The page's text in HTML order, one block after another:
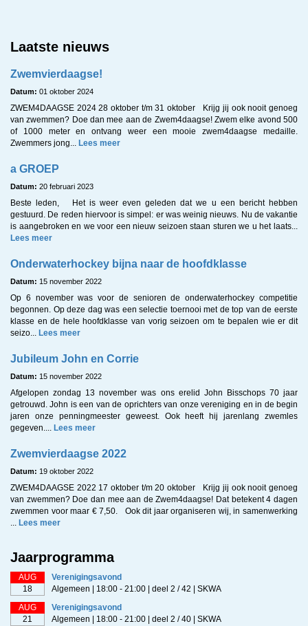
Laatste nieuws
Zwemvierdaagse!
Datum: 01 oktober 2024
ZWEM4DAAGSE 2024 28 oktober t/m 31 oktober Krijg jij ook nooit genoeg
van zwemmen? Doe dan mee aan de Zwem4daagse! Zwem elke avond 500
of 1000 meter en ontvang weer een mooie zwem4daagse medaille.
Zwemmers jong... Lees meer
a GROEP
Datum: 20 februari 2023
Beste leden, Het is weer even geleden dat we u een bericht hebben
gestuurd. De reden hiervoor is simpel: er was weinig nieuws. Nu de vakantie
is aangebroken en we voor een nieuw seizoen staan sturen we u het laats...
Lees meer
Onderwaterhockey bijna naar de hoofdklasse
Datum: 15 november 2022
Op 6 november was voor de senioren de onderwaterhockey competitie
begonnen. Op deze dag was een selectie toernooi met de top van de eerste
klasse en de hele hoofdklasse van vorig seizoen om te bepalen wie er dit
seizo... Lees meer
Jubileum John en Corrie
Datum: 15 november 2022
Afgelopen zondag 13 november was ons erelid John Bisschops 70 jaar
getrouwd. John is een van de oprichters van onze vereniging en in de begin
jaren onze penningmeester geweest. Ook heeft hij jarenlang zwemles
gegeven.... Lees meer
Zwemvierdaagse 2022
Datum: 19 oktober 2022
ZWEM4DAAGSE 2022 17 oktober t/m 20 oktober Krijg jij ook nooit genoeg
van zwemmen? Doe dan mee aan de Zwem4daagse! Dat betekent 4 dagen
zwemmen voor maar € 7,50. Ook dit jaar organiseren wij, in samenwerking
... Lees meer
Jaarprogramma
AUG
18
Verenigingsavond
Algemeen | 18:00 - 21:00 | deel 2 / 42 | SKWA
AUG
21
Verenigingsavond
Algemeen | 18:00 - 21:00 | deel 2 / 40 | SKWA